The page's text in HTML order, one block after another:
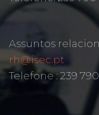
Assuntos
rh@isec.pt
Telefone : 239